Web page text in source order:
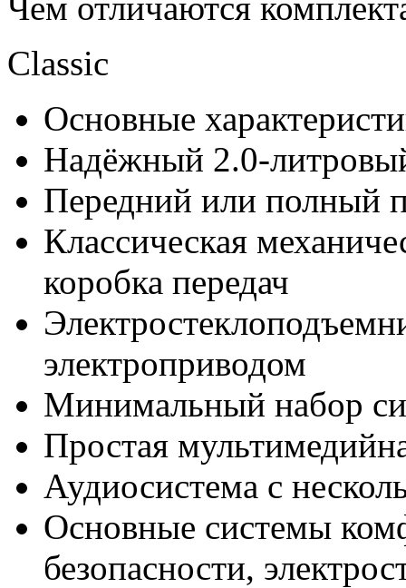
Classic
Основные
Надёжный 2.0-
Передний или полный
Классическая
коробка передач
электроприводом
Минимальный набор
Простая
Аудиосистема с
Основные системы
безопасности,